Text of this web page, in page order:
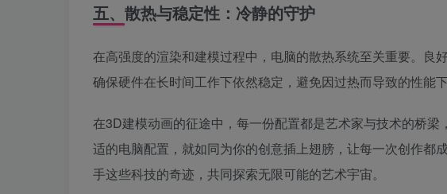
五、散热与稳定性：冷静的守护
在高强度的渲染和建模过程中，电脑的散热系统至关重要。良
确保硬件在长时间工作下依然稳定，避免因过热而导致的性能
在3D建模动画的征途中，每一份配置都是艺术家与技术的桥
适的电脑配置，就如同为你的创意插上翅膀，让每一次创作都
手这些科技的奇迹，共同探索无限可能的艺术宇宙。